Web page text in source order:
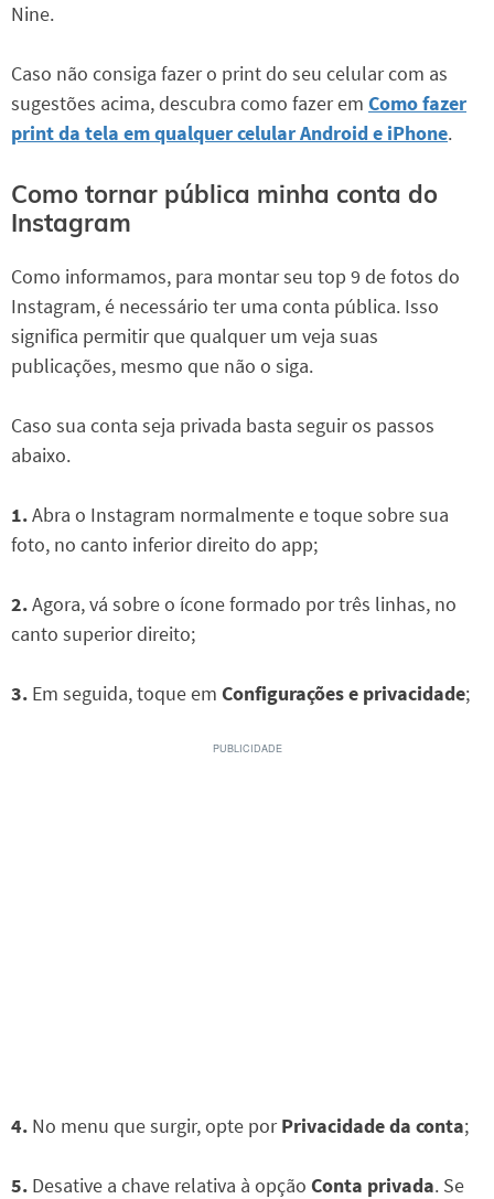
Nine.
Caso não consiga fazer o print do seu celular com as
sugestões acima, descubra como fazer em Como fazer
print da tela em qualquer celular Android e iPhone.
Como tornar pública minha conta do
Instagram
Como informamos, para montar seu top 9 de fotos do
Instagram, é necessário ter uma conta pública. Isso
significa permitir que qualquer um veja suas
publicações, mesmo que não o siga.
Caso sua conta seja privada basta seguir os passos
abaixo.
1.Abra o Instagram normalmente e toque sobre sua
foto, no canto inferior direito do app;
2.Agora, vá sobre o ícone formado por três linhas, no
canto superior direito;
3. Em seguida, toque em Configurações e privacidade;
4. No menu que surgir, opte porPrivacidade da conta;
5. Desative a chave relativa à opção Conta privada. Se